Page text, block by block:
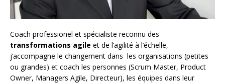
Coach professionel et spécialiste reconnu des
transformations agile et de l‘agilité à l’échelle,
j’accompagne le changement dans les organisations (petites
ou grandes) et coach les personnes (Scrum Master, Product
Owner, Managers Agile, Directeur), les équipes dans leur